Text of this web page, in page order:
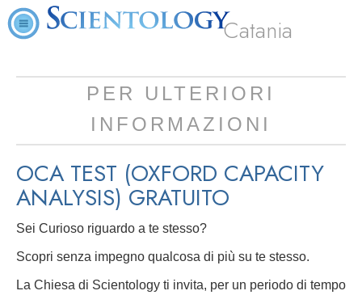
Catania
PER ULTERIORI
INFORMAZIONI
OCA TEST (OXFORD CAPACITY
ANALYSIS) GRATUITO
Sei Curioso riguardo a te stesso?
Scopri senza impegno qualcosa di più su te stesso.
La Chiesa di Scientology ti invita, per un periodo di tempo